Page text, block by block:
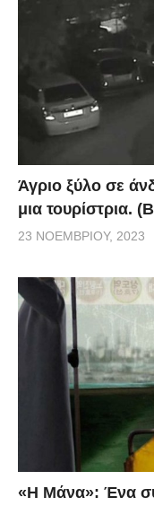
Άγριο ξύλο σε
μια τουρίστρια.
23 ΝΟΕΜΒΡΊΟΥ, 2023
«H Μάνα»: Ένα